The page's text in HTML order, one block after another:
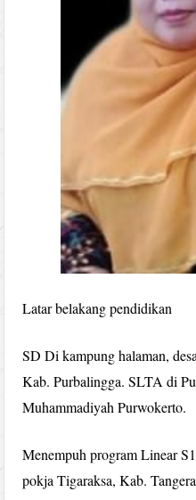
Latar belakang pendidikan
SD Di kampung halaman,
Kab. Purbalingga. SLTA di
Muhammadiyah Purwokerto.
Menempuh program Linear
pokja Tigaraksa, Kab.